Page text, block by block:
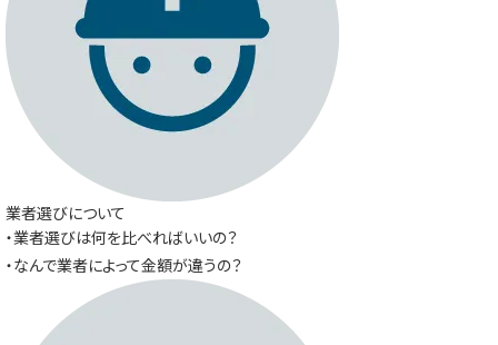
業者選びについて
・業者選びは何を比べればいいの？
・なんで業者によって金額が違うの？